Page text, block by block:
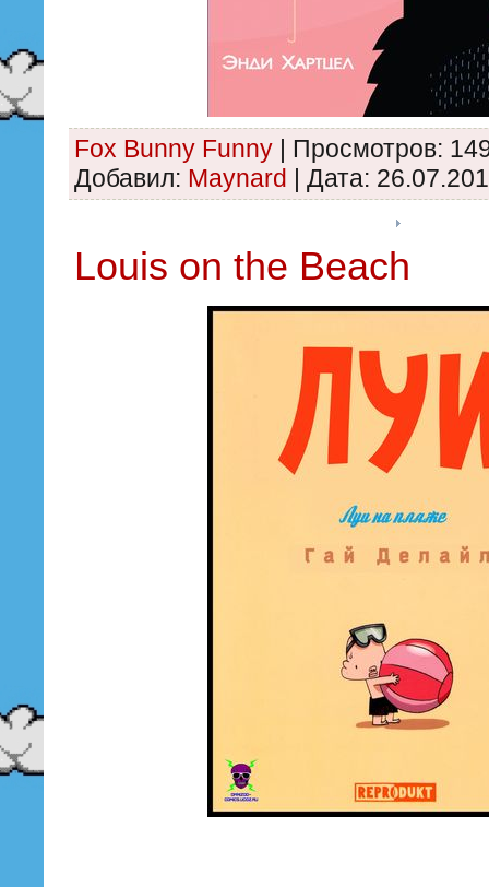
Fox Bunny Funny | Просмотров:
Добавил: Maynard | Дата:
Louis on the Beach